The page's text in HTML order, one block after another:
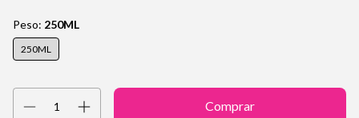
Peso: 250ML
250ML